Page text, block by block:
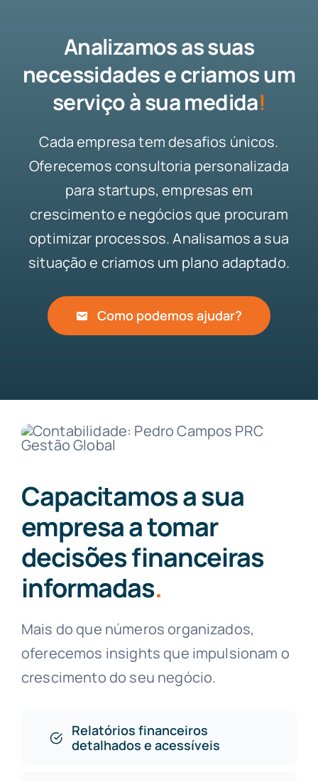
Analizamos as suas
necessidades e criamos um
serviço à sua medida!
Cada empresa tem desafios únicos.
Oferecemos consultoria personalizada
para startups, empresas em
crescimento e negócios que procuram
optimizar processos. Analisamos a sua
situação e criamos um plano adaptado.
Como podemos ajudar?
Capacitamos a sua
empresa a tomar
decisões financeiras
informadas.
Mais do que números organizados,
oferecemos insights que impulsionam o
crescimento do seu negócio.
Relatórios financeiros
detalhados e acessíveis